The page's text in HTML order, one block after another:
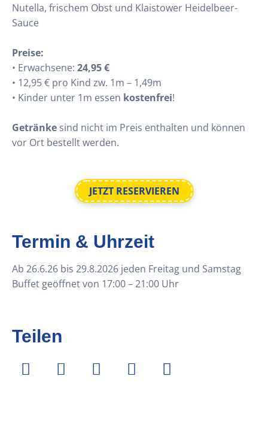
Nutella, frischem Obst und Klaistower Heidelbeer-
Sauce
Preise:
• Erwachsene: 24,95 €
• 12,95 € pro Kind zw. 1m – 1,49m
• Kinder unter 1m essen kostenfrei!
Getränke sind nicht im Preis enthalten und können
vor Ort bestellt werden.
JETZT RESERVIEREN
Termin & Uhrzeit
Ab 26.6.26 bis 29.8.2026 jeden Freitag und Samstag
Buffet geöffnet von 17:00 – 21:00 Uhr
Teilen